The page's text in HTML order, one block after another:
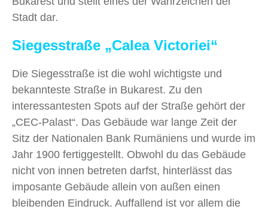
Stadt dar.
Siegesstraße „Calea Victoriei“
Die Siegesstraße ist die wohl wichtigste und
bekannteste Straße in Bukarest. Zu den
interessantesten Spots auf der Straße gehört der
„CEC-Palast“. Das Gebäude war lange Zeit der
Sitz der Nationalen Bank Rumäniens und wurde im
Jahr 1900 fertiggestellt. Obwohl du das Gebäude
nicht von innen betreten darfst, hinterlässt das
imposante Gebäude allein von außen einen
bleibenden Eindruck. Auffallend ist vor allem die